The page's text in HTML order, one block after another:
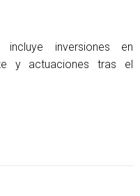
inversiones en
y actuaciones tras el